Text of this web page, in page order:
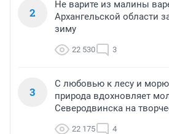
2
Не варите из малины
Архангельской области
зиму
22 530 3
3
С любовью к лесу и
природа вдохновляет
Северодвинска на
22 175 4